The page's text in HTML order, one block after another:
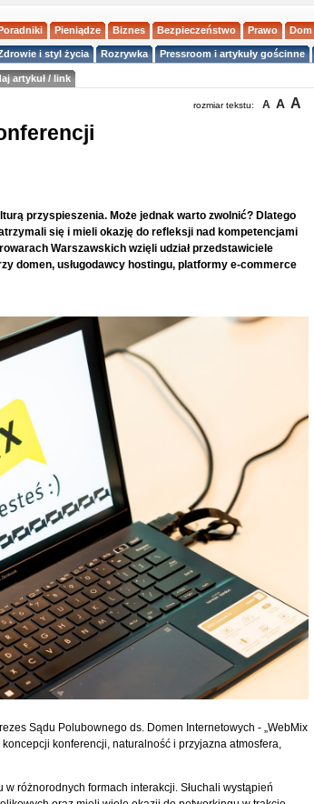
Pieniądze Biznes Bezpieczeństwo Prawo Dom
i styl życia Rozrywka Pressroom i artykuły gościnne
artykuł / link
rozmiar tekstu: A A A
przyspieszenia. Może jednak warto zwolnić? Dlatego
się i mieli okazję do refleksji nad kompetencjami
Warszawskich wzięli udział przedstawiciele
domen, usługodawcy hostingu, platformy e-commerce
Sądu Polubownego ds. Domen Internetowych - „WebMix
konferencji, naturalność i przyjazna atmosfera,
różnorodnych formach interakcji. Słuchali wystąpień